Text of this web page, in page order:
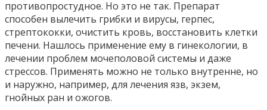
противопростудное. Но это не так. Препарат
способен вылечить грибки и вирусы, герпес,
стрептококки, очистить кровь, восстановить клетки
печени. Нашлось применение ему в гинекологии, в
лечении проблем мочеполовой системы и даже
стрессов. Применять можно не только внутренне, но
и наружно, например, для лечения язв, экзем,
гнойных ран и ожогов.